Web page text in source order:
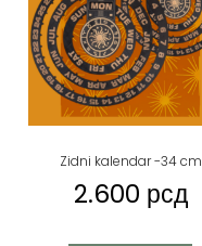
Zidni kalendar -34 cm
2.600 рсд